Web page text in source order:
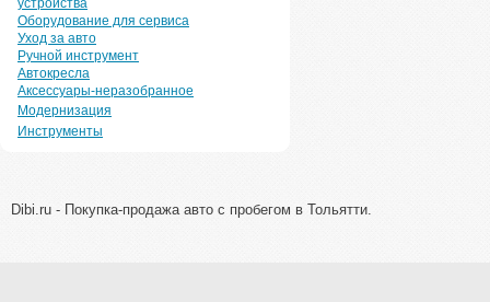
устройства
Оборудование для сервиса
Уход за авто
Ручной инструмент
Автокресла
Аксессуары-неразобранное
Модернизация
Инструменты
Dibi.ru - Покупка-продажа авто с пробегом в Тольятти.